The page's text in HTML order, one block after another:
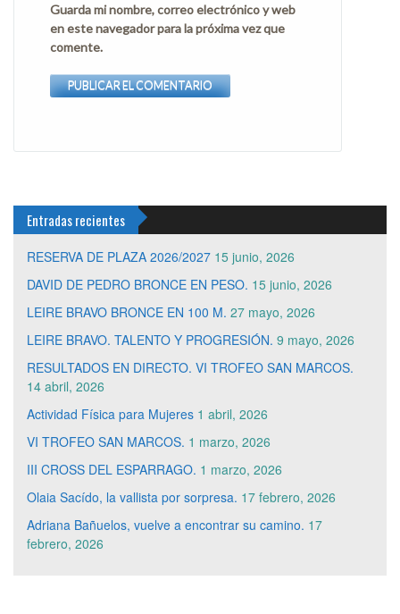
Guarda mi nombre, correo electrónico y web
en este navegador para la próxima vez que
comente.
Entradas recientes
RESERVA DE PLAZA 2026/2027 15 junio, 2026
DAVID DE PEDRO BRONCE EN PESO. 15 junio, 2026
LEIRE BRAVO BRONCE EN 100 M. 27 mayo, 2026
LEIRE BRAVO. TALENTO Y PROGRESIÓN. 9 mayo, 2026
RESULTADOS EN DIRECTO. VI TROFEO SAN MARCOS.
14 abril, 2026
Actividad Física para Mujeres 1 abril, 2026
VI TROFEO SAN MARCOS. 1 marzo, 2026
III CROSS DEL ESPARRAGO. 1 marzo, 2026
Olaia Sacído, la vallista por sorpresa. 17 febrero, 2026
Adriana Bañuelos, vuelve a encontrar su camino. 17
febrero, 2026